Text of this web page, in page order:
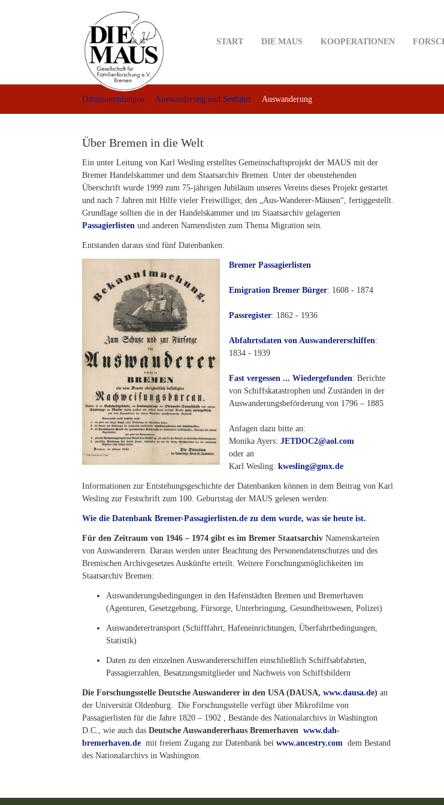
START DIE MAUS KOOPERATIONEN
Datensammlungen Auswanderung und Seefahrt Auswanderung
Über Bremen in die Welt
Ein unter Leitung von Karl Wesling erstelltes Gemeinschaftsprojekt der MAUS mit der
Bremer Handelskammer und dem Staatsarchiv Bremen. Unter der obenstehenden
Überschrift wurde 1999 zum 75-jährigen Jubiläum unseres Vereins dieses Projekt gestartet
und nach 7 Jahren mit Hilfe vieler Freiwilliger, den „Aus-Wanderer-Mäusen“, fertiggestellt.
Grundlage sollten die in der Handelskammer und im Staatsarchiv gelagerten
Passagierlisten und anderen Namenslisten zum Thema Migration sein.
Entstanden daraus sind fünf Datenbanken:
Bremer Passagierlisten
Emigration Bremer Bürger: 1608 - 1874
Passregister: 1862 - 1936
Abfahrtsdaten von Auswandererschiffen:
1834 - 1939
Fast vergessen ... Wiedergefunden: Berichte
von Schiffskatastrophen und Zuständen in der
Auswanderungsbeförderung von 1796 – 1885
Anfagen dazu bitte an:
Monika Ayers: JETDOC2@aol.com
oder an
Karl Wesling: kwesling@gmx.de
Informationen zur Entstehungsgeschichte der Datenbanken können in dem Beitrag von Karl
Wesling zur Festschrift zum 100. Geburtstag der MAUS gelesen werden:
Wie die Datenbank Bremer-Passagierlisten.de zu dem wurde, was sie heute ist.
Für den Zeitraum von 1946 – 1974 gibt es im Bremer Staatsarchiv Namenskarteien
von Auswanderern. Daraus werden unter Beachtung des Personendatenschutzes und des
Bremischen Archivgesetzes Auskünfte erteilt. Weitere Forschungsmöglichkeiten im
Staatsarchiv Bremen:
Auswanderungsbedingungen in den Hafenstädten Bremen und Bremerhaven
(Agenturen, Gesetzgebung, Fürsorge, Unterbringung, Gesundheitswesen, Polizei)
Auswanderertransport (Schifffahrt, Hafeneinrichtungen, Überfahrtbedingungen,
Statistik)
Daten zu den einzelnen Auswandererschiffen einschließlich Schiffsabfahrten,
Passagierzahlen, Besatzungsmitglieder und Nachweis von Schiffsbildern
Die Forschungsstelle Deutsche Auswanderer in den USA (DAUSA, www.dausa.de) an
der Universität Oldenburg. Die Forschungsstelle verfügt über Mikrofilme von
Passagierlisten für die Jahre 1820 – 1902 , Bestände des Nationalarchivs in Washington
D.C., wie auch das Deutsche Auswandererhaus Bremerhaven www.dah-
bremerhaven.de mit freiem Zugang zur Datenbank bei www.ancestry.com dem Bestand
des Nationalarchivs in Washington.